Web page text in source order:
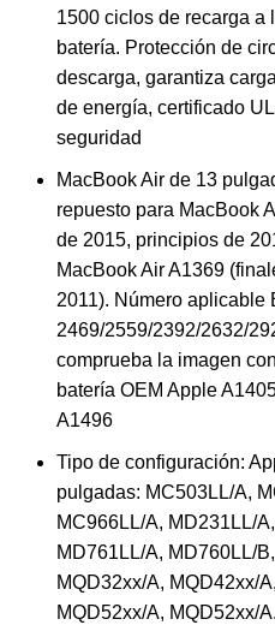
1500 ciclos de recarga a
batería. Protección de
descarga, garantiza
de energía, certificado
seguridad
MacBook Air de 13
repuesto para MacBook
de 2015, principios de
MacBook Air A1369
2011). Número aplicable
2469/2559/2392/2632/
comprueba la imagen
batería OEM Apple
A1496
Tipo de configuración:
pulgadas: MC503LL/A,
MC966LL/A, MD231LL/
MD761LL/A, MD760LL/
MQD32xx/A, MQD42xx/
MQD52xx/A, MQD52xx/